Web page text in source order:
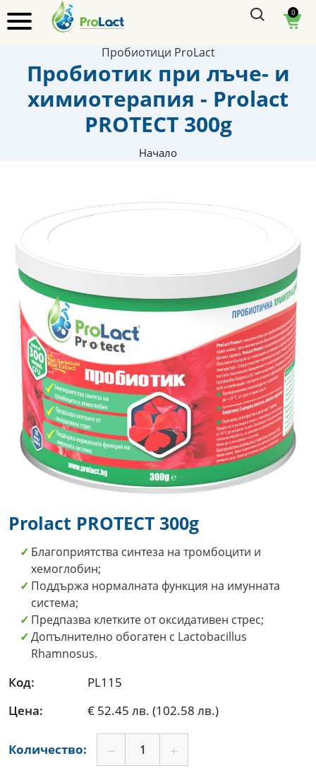
0
Пробиотици ProLact
Пробиотик при лъче- и
химиотерапия - Prolact
PROTECT 300g
Начало
Prolact PROTECT 300g
Благоприятства синтеза на тромбоцити и
хемоглобин;
Поддържа нормалната функция на имунната
система;
Предпазва клетките от оксидативен стрес;
Допълнително обогатен с Lactobacillus
Rhamnosus.
Код:
PL115
Цена:
€ 52.45 лв. (102.58 лв.)
Количество: